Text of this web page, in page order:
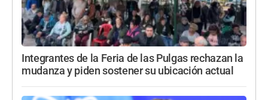
Integrantes de la Feria de las Pulgas rechazan la
mudanza y piden sostener su ubicación actual